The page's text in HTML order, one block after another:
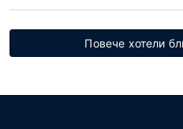
Повече хотели